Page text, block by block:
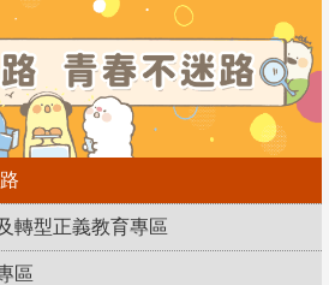
轉型正義教育專區
區